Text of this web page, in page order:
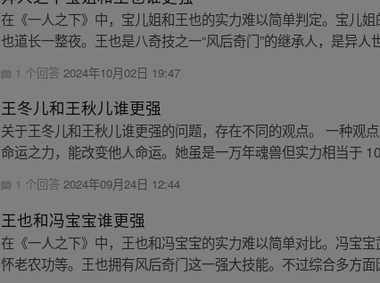
在《一人之下》中，宝儿姐和王也的实力难以简单判定。宝儿
也道长一整夜。王也是八奇技之一“风后奇门”的继承人，是异人
1 个回答2024年10月02日 19:47
王冬儿和王秋儿谁更强
关于王冬儿和王秋儿谁更强的问题，存在不同的观点。 一种观
命运之力，能改变他人命运。她虽是一万年魂兽但实力相当于
1 个回答2024年09月24日 12:44
王也和冯宝宝谁更强
在《一人之下》中，王也和冯宝宝的实力难以简单对比。冯宝
怀老农功等。王也拥有风后奇门这一强大技能。不过综合多方